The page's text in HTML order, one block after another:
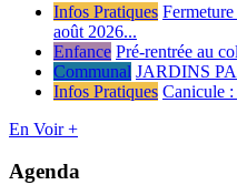
Infos Pratiques
août 2026...
Enfance Pré-rentrée au
Communal JARDINS
Infos Pratiques Canicule :
En Voir +
Agenda